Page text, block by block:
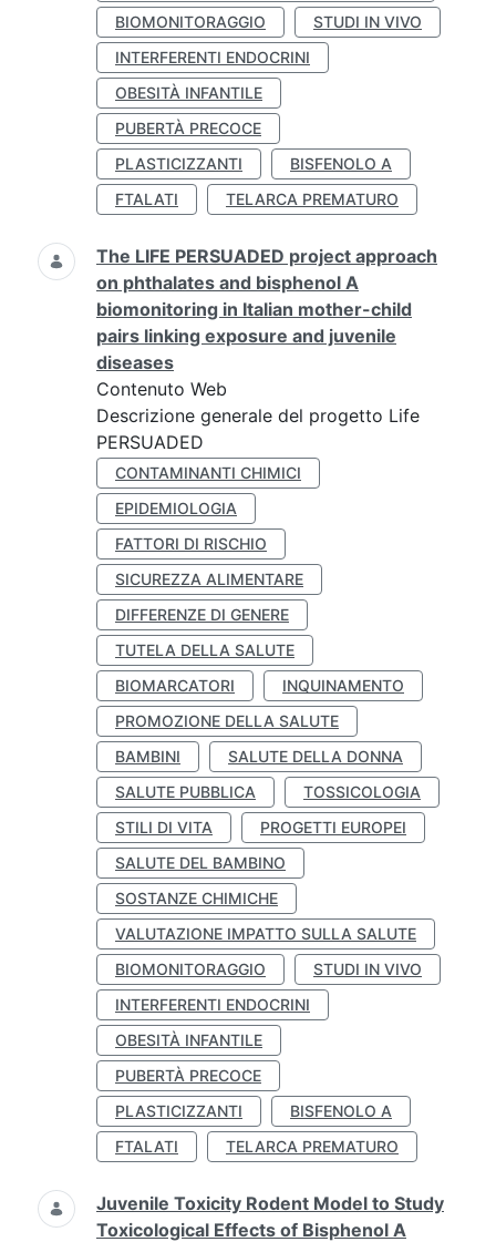
BIOMONITORAGGIO
STUDI IN VIVO
INTERFERENTI ENDOCRINI
OBESITÀ INFANTILE
PUBERTÀ PRECOCE
PLASTICIZZANTI
BISFENOLO A
FTALATI
TELARCA PREMATURO
The LIFE PERSUADED project approach
on phthalates and bisphenol A
biomonitoring in Italian mother-child
pairs linking exposure and juvenile
diseases
Contenuto Web
Descrizione generale del progetto Life
PERSUADED
CONTAMINANTI CHIMICI
EPIDEMIOLOGIA
FATTORI DI RISCHIO
SICUREZZA ALIMENTARE
DIFFERENZE DI GENERE
TUTELA DELLA SALUTE
BIOMARCATORI
INQUINAMENTO
PROMOZIONE DELLA SALUTE
BAMBINI
SALUTE DELLA DONNA
SALUTE PUBBLICA
TOSSICOLOGIA
STILI DI VITA
PROGETTI EUROPEI
SALUTE DEL BAMBINO
SOSTANZE CHIMICHE
VALUTAZIONE IMPATTO SULLA SALUTE
BIOMONITORAGGIO
STUDI IN VIVO
INTERFERENTI ENDOCRINI
OBESITÀ INFANTILE
PUBERTÀ PRECOCE
PLASTICIZZANTI
BISFENOLO A
FTALATI
TELARCA PREMATURO
Juvenile Toxicity Rodent Model to Study
Toxicological Effects of Bisphenol A